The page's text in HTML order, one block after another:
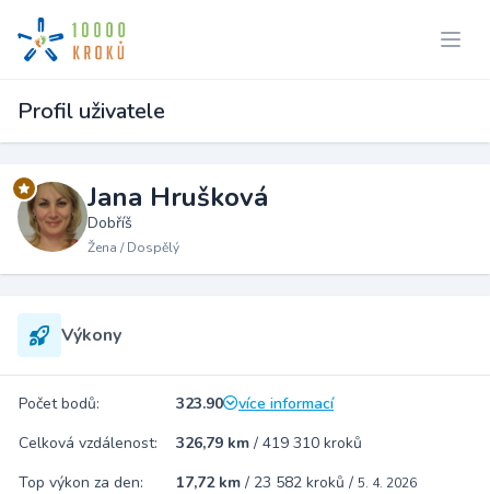
Profil uživatele
Jana Hrušková
Dobříš
Žena / Dospělý
Výkony
Počet bodů: 323.90
více informací
Celková vzdálenost:
326,79 km / 419 310 kroků
Top výkon za den:
17,72 km / 23 582 kroků / 5. 4. 2026